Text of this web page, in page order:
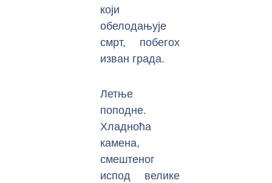
који
обелодањује
смрт, побегох
изван града.
Летње
поподне.
Хладноћа
камена,
смештеног
испод велике